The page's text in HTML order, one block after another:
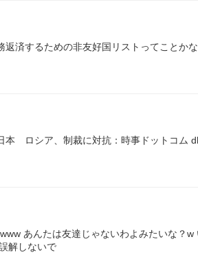
返済するための非友好国リストってことかな
本 ロシア、制裁に対抗：時事ドットコム
あんたは友達じゃないわよみたいな？
解しないで